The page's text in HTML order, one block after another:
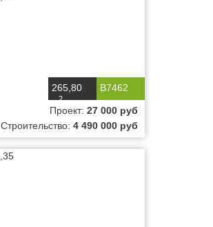
B7462
265,80
м2
Проект: 27 000 руб
Строительство: 4 490 000 руб